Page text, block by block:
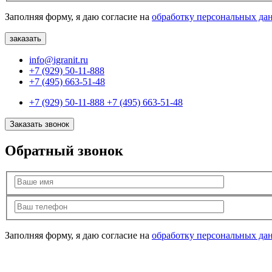
Заполняя форму, я даю согласие на обработку персональных
info@igranit.ru
+7 (929) 50-11-888
+7 (495) 663-51-48
+7 (929) 50-11-888 +7 (495) 663-51-48
Заказать звонок
Обратный звонок
Заполняя форму, я даю согласие на обработку персональных